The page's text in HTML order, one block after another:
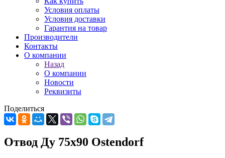
Условия оплаты
Условия доставки
Гарантия на товар
Производители
Контакты
О компании
Назад
О компании
Новости
Реквизиты
Поделиться
Отвод Ду 75х90 Ostendorf